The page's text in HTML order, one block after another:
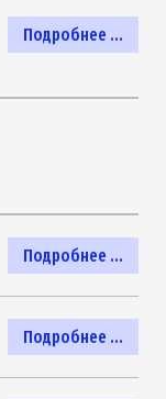
Подробнее ...
Подробнее ...
Подробнее ...